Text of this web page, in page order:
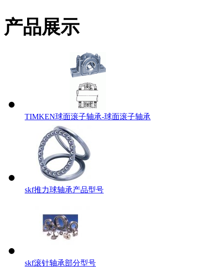
产品展示
TIMKEN球面滚子轴承-球面滚子轴承
skf推力球轴承产品型号
skf滚针轴承部分型号